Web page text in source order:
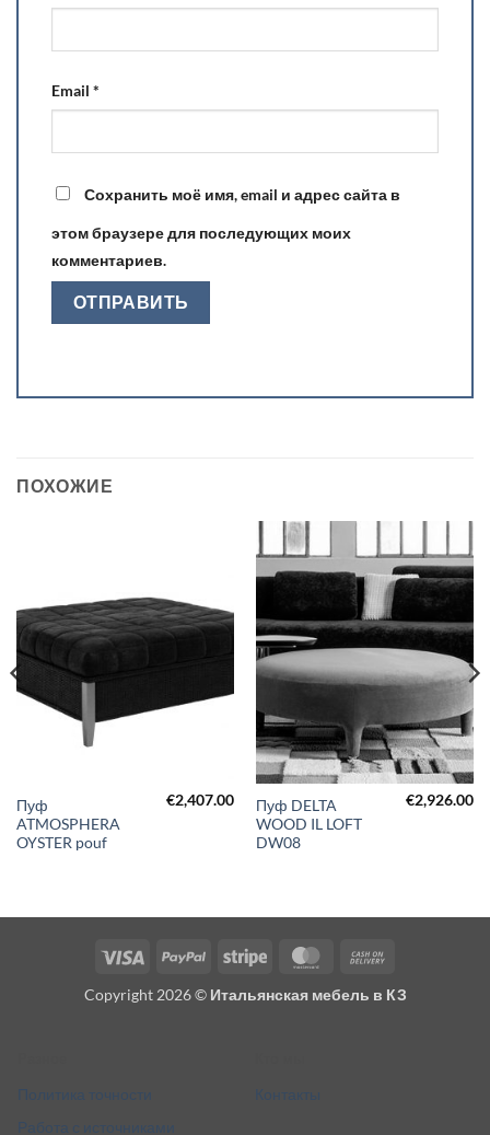
Email *
Сохранить моё имя, email и адрес сайта в
этом браузере для последующих моих
комментариев.
ПОХОЖИЕ
Пуф
ATMOSPHERA
OYSTER pouf
€2,407.00
Пуф DELTA
WOOD IL LOFT
DW08
€2,926.00
Visa PayPal Stripe MasterCard
Delivery
Copyright 2026 © Итальянская мебель в КЗ
Политика точности
Работа с источниками
Контакты